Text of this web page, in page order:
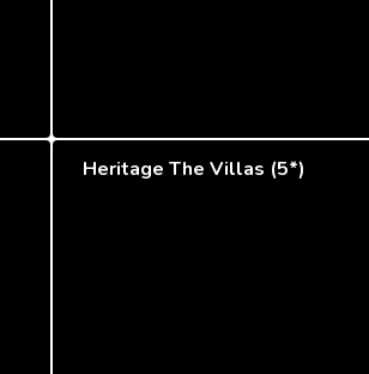
Heritage The Villas (5*)